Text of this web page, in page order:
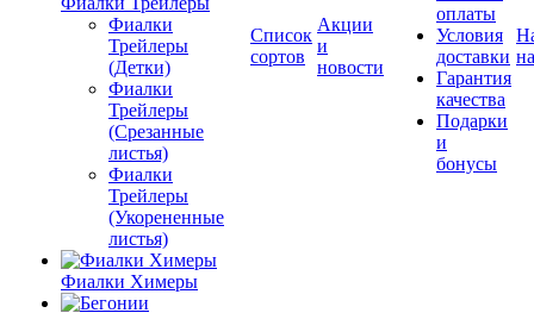
Фиалки
Трейлеры
(Детки)
Фиалки
Трейлеры
(Срезанные
листья)
Фиалки
Трейлеры
(Укорененные
листья)
Фиалки Химеры
Список
сортов
Акции
и
новости
оплаты
Условия
доставки
Гарантия
качества
Подарки
и
бонусы